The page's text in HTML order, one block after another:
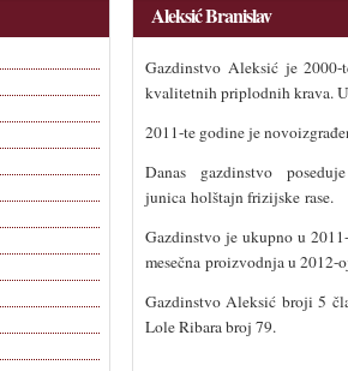
Aleksić Branislav
Gazdinstvo Aleksić je
kvalitetnih priplodnih krava.
2011-te godine je
Danas gazdinstvo
junica holštajn frizijske rase.
Gazdinstvo je ukupno u
mesečna proizvodnja u
Gazdinstvo Aleksić broji 5
Lole Ribara broj 79.